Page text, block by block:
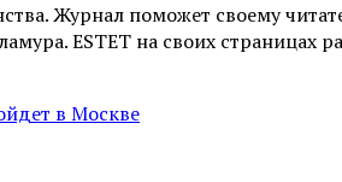
Журнал поможет своему
ESTET на своих страницах
в Москве